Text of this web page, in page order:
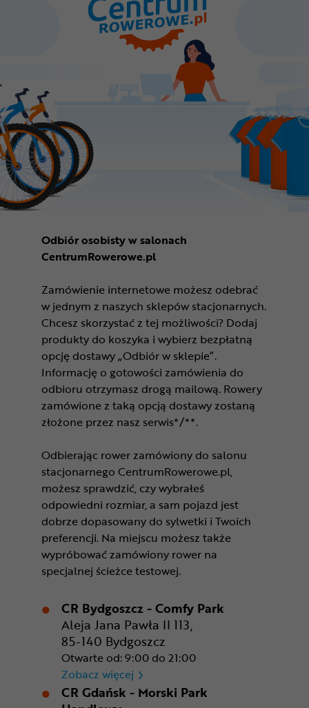
Odbiór osobisty w salonach
CentrumRowerowe.pl
Zamówienie internetowe możesz odebrać
w jednym z naszych sklepów stacjonarnych.
Chcesz skorzystać z tej możliwości? Dodaj
produkty do koszyka i wybierz bezpłatną
opcję dostawy „Odbiór w sklepie”.
Informację o gotowości zamówienia do
odbioru otrzymasz drogą mailową. Rowery
zamówione z taką opcją dostawy zostaną
złożone przez nasz serwis*/**.
Odbierając rower zamówiony do salonu
stacjonarnego CentrumRowerowe.pl,
możesz sprawdzić, czy wybrałeś
odpowiedni rozmiar, a sam pojazd jest
dobrze dopasowany do sylwetki i Twoich
preferencji. Na miejscu możesz także
wypróbować zamówiony rower na
specjalnej ścieżce testowej.
CR Bydgoszcz - Comfy Park
Aleja Jana Pawła II 113,
85-140 Bydgoszcz
Otwarte od: 9:00 do 21:00
Zobacz więcej CR Bydgoszcz - Comfy Park
CR Gdańsk - Morski Park